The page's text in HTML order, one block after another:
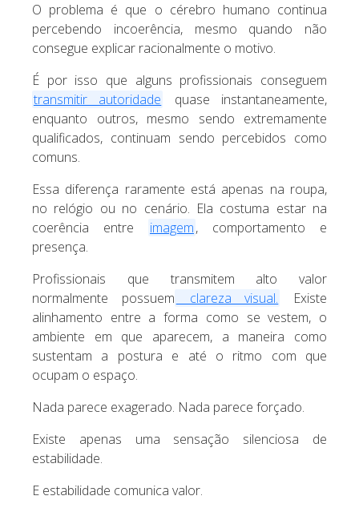
O problema é que o cérebro humano continua
percebendo incoerência, mesmo quando não
consegue explicar racionalmente o motivo.
É por isso que alguns profissionais conseguem
transmitir autoridade
quase instantaneamente,
enquanto outros, mesmo sendo extremamente
qualificados, continuam sendo percebidos como
comuns.
Essa diferença raramente está apenas na roupa,
no relógio ou no cenário. Ela costuma estar na
coerência entre
imagem, comportamento e
presença.
Profissionais que transmitem alto valor
normalmente possuem
clareza visual.
Existe
alinhamento entre a forma como se vestem, o
ambiente em que aparecem, a maneira como
sustentam a postura e até o ritmo com que
ocupam o espaço.
Nada parece exagerado. Nada parece forçado.
Existe apenas uma sensação silenciosa de
estabilidade.
E estabilidade comunica valor.